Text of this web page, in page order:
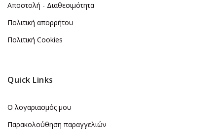
Αποστολή - Διαθεσιμότητα
Πολιτική απορρήτου
Πολιτική Cookies
Quick Links
Ο λογαριασμός μου
Παρακολούθηση παραγγελιών